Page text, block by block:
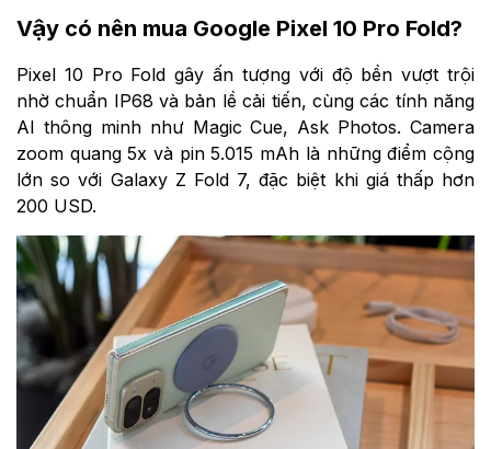
Vậy có nên mua Google Pixel 10 Pro Fold?
Pixel 10 Pro Fold gây ấn tượng với độ bền vượt trội
nhờ chuẩn IP68 và bản lề cải tiến, cùng các tính năng
AI thông minh như Magic Cue, Ask Photos. Camera
zoom quang 5x và pin 5.015 mAh là những điểm cộng
lớn so với Galaxy Z Fold 7, đặc biệt khi giá thấp hơn
200 USD.